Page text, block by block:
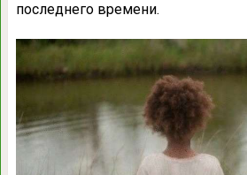
последнего времени.